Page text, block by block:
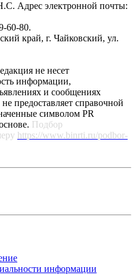
Адрес электронной почты:
60-80.
край, г. Чайковский, ул.
не несет
информации,
и сообщениях
предоставляет справочной
символом PR
Подбор
https://www.binrti.ru/podbor-
информации